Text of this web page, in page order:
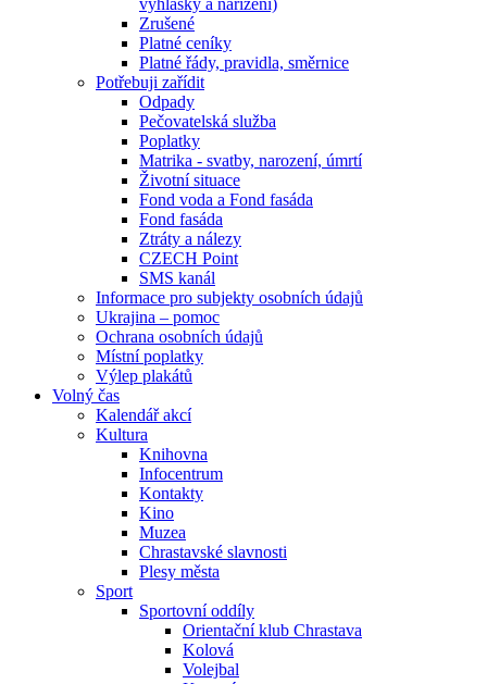
vyhlášky a nařízení)
Zrušené
Platné ceníky
Platné řády, pravidla, směrnice
Potřebuji zařídit
Odpady
Pečovatelská služba
Poplatky
Matrika - svatby, narození, úmrtí
Životní situace
Fond voda a Fond fasáda
Fond fasáda
Ztráty a nálezy
CZECH Point
SMS kanál
Informace pro subjekty osobních údajů
Ukrajina – pomoc
Ochrana osobních údajů
Místní poplatky
Výlep plakátů
Volný čas
Kalendář akcí
Kultura
Knihovna
Infocentrum
Kontakty
Kino
Muzea
Chrastavské slavnosti
Plesy města
Sport
Sportovní oddíly
Orientační klub Chrastava
Kolová
Volejbal